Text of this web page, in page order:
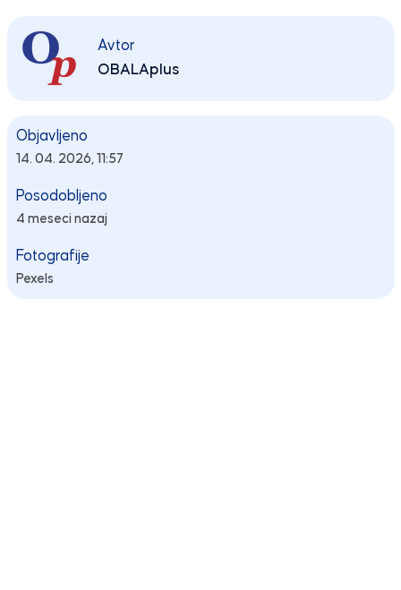
Avtor
OBALAplus
Objavljeno
14. 04. 2026, 11:57
Posodobljeno
4 meseci nazaj
Fotografije
Pexels